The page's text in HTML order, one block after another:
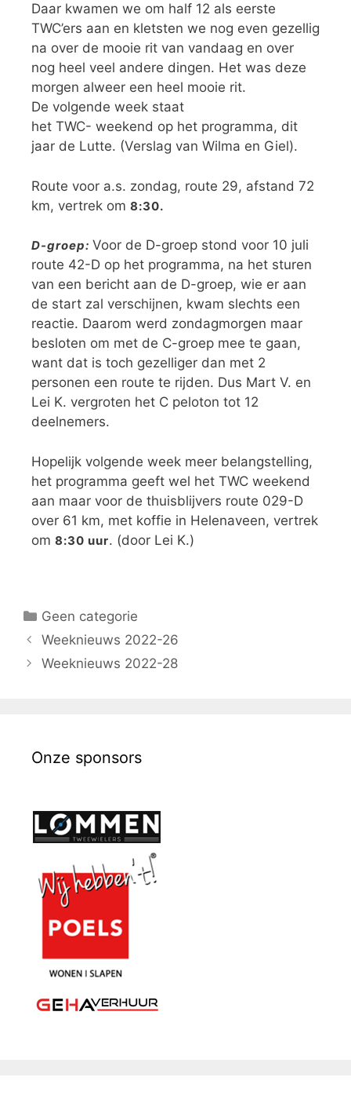
Daar kwamen we om half 12 als eerste
TWC’ers aan en kletsten we nog even gezellig
na over de mooie rit van vandaag en over
nog heel veel andere dingen. Het was deze
morgen alweer een heel mooie rit.
De volgende week staat
het TWC- weekend op het programma, dit
jaar de Lutte. (Verslag van Wilma en Giel).
Route voor a.s. zondag, route 29, afstand 72
km, vertrek om 8:30.
D-groep: Voor de D-groep stond voor 10 juli
route 42-D op het programma, na het sturen
van een bericht aan de D-groep, wie er aan
de start zal verschijnen, kwam slechts een
reactie. Daarom werd zondagmorgen maar
besloten om met de C-groep mee te gaan,
want dat is toch gezelliger dan met 2
personen een route te rijden. Dus Mart V. en
Lei K. vergroten het C peloton tot 12
deelnemers.
Hopelijk volgende week meer belangstelling,
het programma geeft wel het TWC weekend
aan maar voor de thuisblijvers route 029-D
over 61 km, met koffie in Helenaveen, vertrek
om 8:30 uur. (door Lei K.)
Geen categorie
Weeknieuws 2022-26
Weeknieuws 2022-28
Onze sponsors